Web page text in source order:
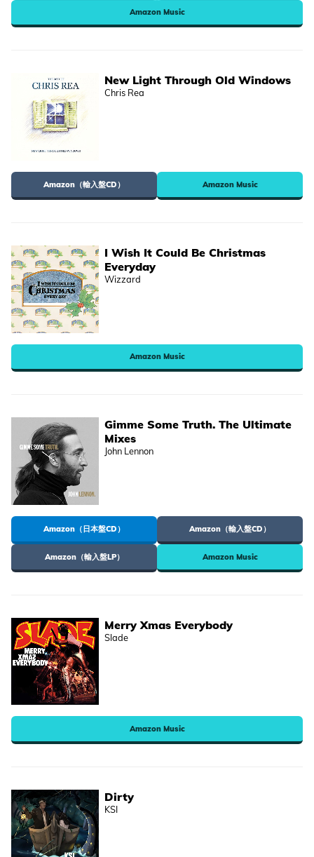
Amazon Music
New Light Through Old Windows
Chris Rea
Amazon（輸入盤CD） Amazon Music
I Wish It Could Be Christmas
Everyday
Wizzard
Amazon Music
Gimme Some Truth. The Ultimate
Mixes
John Lennon
Amazon（日本盤CD） Amazon（輸入盤CD）
Amazon（輸入盤LP） Amazon Music
Merry Xmas Everybody
Slade
Amazon Music
Dirty
KSI